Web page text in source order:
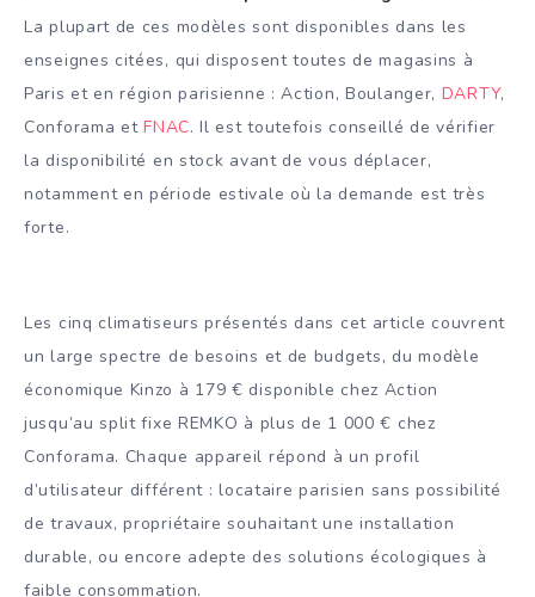
La plupart de ces modèles sont disponibles dans les
enseignes citées, qui disposent toutes de magasins à
Paris et en région parisienne : Action, Boulanger, DARTY,
Conforama etFNAC. Il est toutefois conseillé de vérifier
la disponibilité en stock avant de vous déplacer,
notamment en période estivale où la demande est très
forte.
Les cinq climatiseurs présentés dans cet article couvrent
un large spectre de besoins et de budgets, du modèle
économique Kinzo à 179 € disponible chez Action
jusqu’au split fixe REMKO à plus de 1 000 € chez
Conforama. Chaque appareil répond à un profil
d’utilisateur différent : locataire parisien sans possibilité
de travaux, propriétaire souhaitant une installation
durable, ou encore adepte des solutions écologiques à
faible consommation.